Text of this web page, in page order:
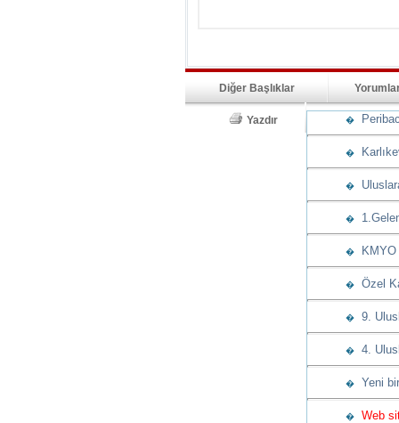
Diğer Başlıklar
Yazdır �
�
�
�
� KMYO
� Özel
� 9.
� 4.
� Yeni
� Web